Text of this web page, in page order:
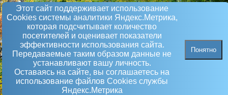
Этот сайт поддерживает использование
Сookies системы аналитики Яндекс.Метрика,
которая подсчитывает количество
посетителей и оценивает показатели
эффективности использования сайта.
Передаваемые таким образом данные не
устанавливают вашу личность.
Оставаясь на сайте, вы соглашаетесь на
использование файлов Сookies службы
Яндекс.Метрика
Понятно